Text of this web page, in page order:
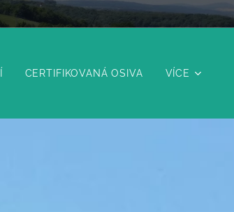
CERTIFIKOVANÁ OSIVA VÍCE